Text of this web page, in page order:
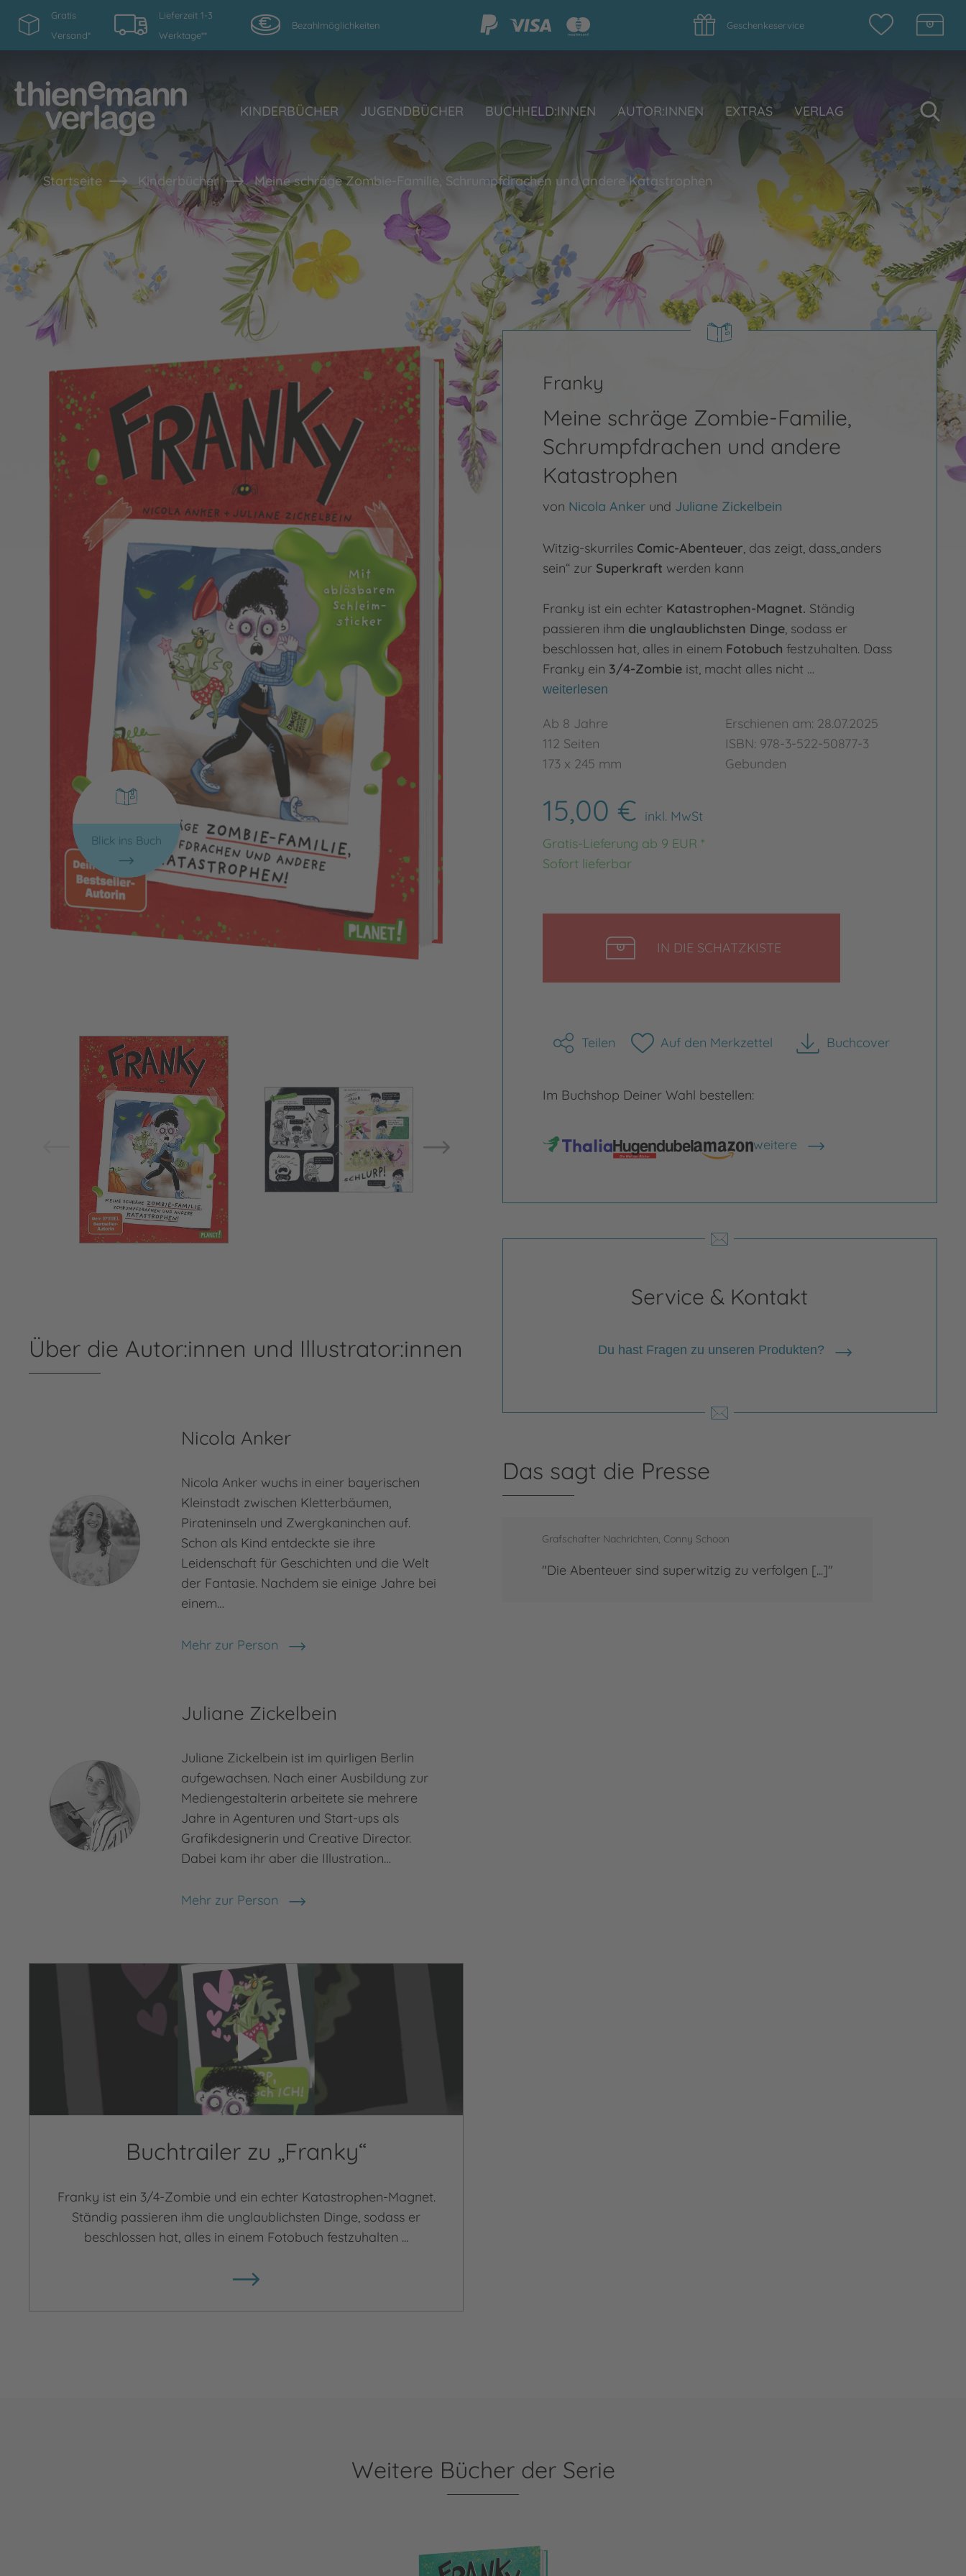
Gratis
Versand*
Lieferzeit 1-3
Werktage**
Bezahlmöglichkeiten Geschenkeservice
KINDERBÜCHER JUGENDBÜCHER BUCHHELD:INNEN AUTOR:INNEN EXTRAS VERLAG
Startseite Kinderbücher Meine schräge Zombie-Familie, Schrumpfdrachen und andere Katastrophen
Blick ins Buch
Bild vergrößern
Bild vergrößern
Franky
Meine schräge Zombie-Familie,
Schrumpfdrachen und andere
Katastrophen
von Nicola Ankerund Juliane Zickelbein
Witzig-skurriles Comic-Abenteuer, das zeigt, dass„anders
sein“ zur Superkraft werden kann
Franky ist ein echter Katastrophen-Magnet. Ständig
passieren ihm die unglaublichsten Dinge, sodass er
beschlossen hat, alles in einem Fotobuch festzuhalten. Dass
Franky ein 3/4-Zombieist, macht alles nicht …
weiterlesen
Ab 8 Jahre
112 Seiten
173 x 245 mm
Erschienen am: 28.07.2025
ISBN: 978-3-522-50877-3
Gebunden
15,00 € inkl. MwSt
Gratis-Lieferung ab 9 EUR *
Sofort lieferbar
IN DIE SCHATZKISTE
Teilen Auf den Merkzettel Buchcover
herunterladen
Im Buchshop Deiner Wahl bestellen:
weitere
Shops anzeigen
Service & Kontakt
Du hast Fragen zu unseren Produkten?
Über die Autor:innen und Illustrator:innen
Nicola Anker
Nicola Anker wuchs in einer bayerischen
Kleinstadt zwischen Kletterbäumen,
Pirateninseln und Zwergkaninchen auf.
Schon als Kind entdeckte sie ihre
Leidenschaft für Geschichten und die Welt
der Fantasie. Nachdem sie einige Jahre bei
einem…
Mehr zur Person
Nicola Anker
Juliane Zickelbein
Juliane Zickelbein ist im quirligen Berlin
aufgewachsen. Nach einer Ausbildung zur
Mediengestalterin arbeitete sie mehrere
Jahre in Agenturen und Start-ups als
Grafikdesignerin und Creative Director.
Dabei kam ihr aber die Illustration…
Mehr zur Person
Juliane Zickelbein
Das sagt die Presse
Grafschafter Nachrichten, Conny Schoon
"Die Abenteuer sind superwitzig zu verfolgen [...]"
Buchtrailer zu „Franky“
Franky ist ein 3/4-Zombie und ein echter Katastrophen-Magnet.
Ständig passieren ihm die unglaublichsten Dinge, sodass er
beschlossen hat, alles in einem Fotobuch festzuhalten ...
Weitere Bücher der Serie